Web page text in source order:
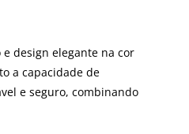
design elegante na cor
a capacidade de
e seguro, combinando